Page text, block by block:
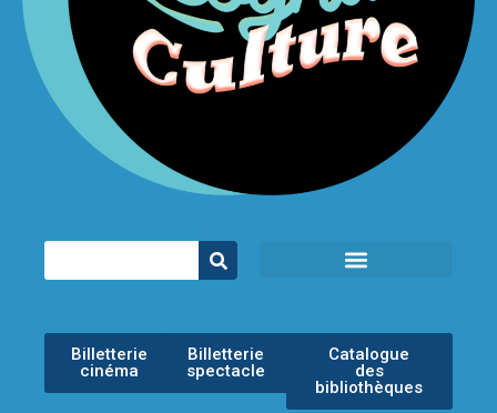
Billetterie
cinéma
Billetterie
spectacle
Catalogue
des
bibliothèques